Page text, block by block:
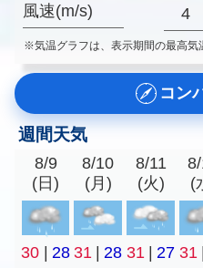
風速(m/s) 4
※気温グラフは、表示期間の最高気
コン
週間天気
8/9
(日)
8/10
(月)
8/11
(火)
(
30 | 28 31 | 28 31 | 27 31 |